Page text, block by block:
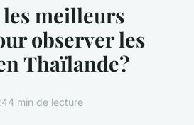
meilleurs
observer les
Thaïlande?
4 min de lecture